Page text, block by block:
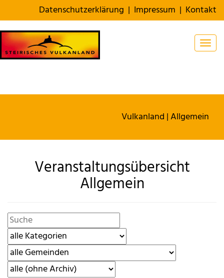
Datenschutzerklärung | Impressum | Kontakt
Vulkanland | Allgemein
Veranstaltungsübersicht
Allgemein